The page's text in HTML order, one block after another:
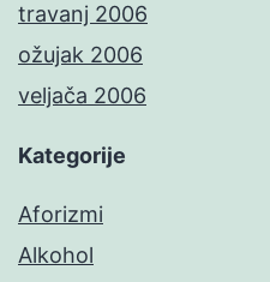
travanj 2006
ožujak 2006
veljača 2006
Kategorije
Aforizmi
Alkohol